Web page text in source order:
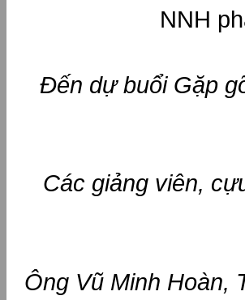
NNH
Đến dự buổi Gặp
Các giảng viên,
Ông Vũ Minh Hoàn,